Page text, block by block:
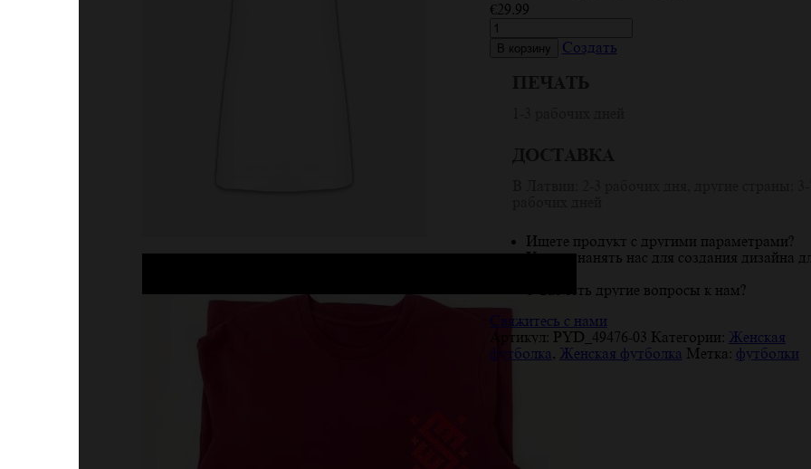
€29.99
Количество
товара
Летняя
В корзину Создать
Ищете продукт с другими параметрами?
Хотите нанять нас для создания дизайна
У вас есть другие вопросы к нам?
Свяжитесь с нами
Артикул: PYD_49476-03 Категории: Женская
футболка, Женская футболка Метка: футболки